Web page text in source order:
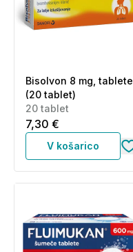
Bisolvon 8 mg, tablete
(20 tablet)
20 tablet
7,30 €
V košarico